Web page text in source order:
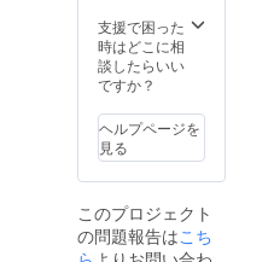
支援で困った
時はどこに相
談したらいい
ですか？
ヘルプページを
見る
このプロジェクト
の問題報告はこち